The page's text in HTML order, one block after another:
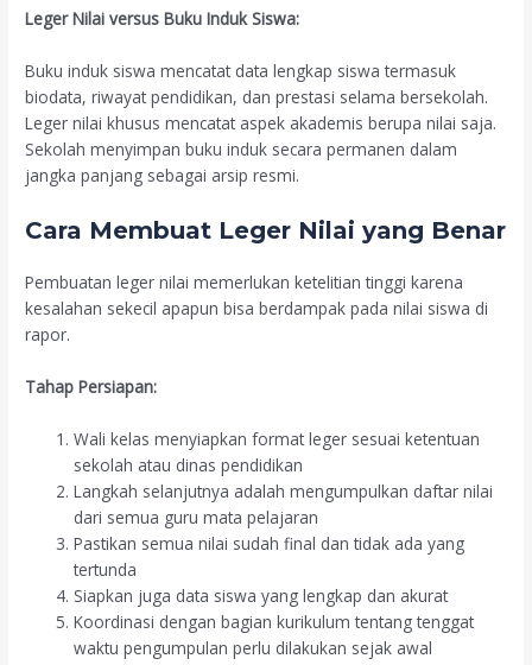
Leger Nilai versus Buku Induk Siswa:
Buku induk siswa mencatat data lengkap siswa termasuk
biodata, riwayat pendidikan, dan prestasi selama bersekolah.
Leger nilai khusus mencatat aspek akademis berupa nilai saja.
Sekolah menyimpan buku induk secara permanen dalam
jangka panjang sebagai arsip resmi.
Cara Membuat Leger Nilai yang Benar
Pembuatan leger nilai memerlukan ketelitian tinggi karena
kesalahan sekecil apapun bisa berdampak pada nilai siswa di
rapor.
Tahap Persiapan:
Wali kelas menyiapkan format leger sesuai ketentuan
sekolah atau dinas pendidikan
Langkah selanjutnya adalah mengumpulkan daftar nilai
dari semua guru mata pelajaran
Pastikan semua nilai sudah final dan tidak ada yang
tertunda
Siapkan juga data siswa yang lengkap dan akurat
Koordinasi dengan bagian kurikulum tentang tenggat
waktu pengumpulan perlu dilakukan sejak awal